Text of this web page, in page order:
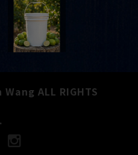
ALL RIGHTS
.